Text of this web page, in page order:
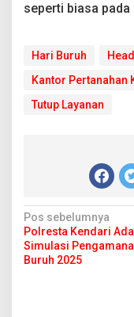
seperti biasa pada
Hari Buruh
Kantor Pertanahan
Tutup Layanan
N
a
v
Pos sebelumnya
Polresta Kendari
Simulasi
Buruh 2025